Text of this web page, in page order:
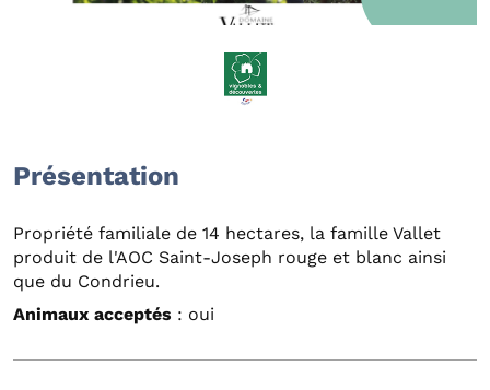
Présentation
Propriété familiale de 14 hectares, la famille Vallet
produit de l'AOC Saint-Joseph rouge et blanc ainsi
que du Condrieu.
Animaux acceptés : oui